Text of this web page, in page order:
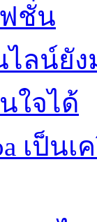
ชั่น
ไลน์ยั
ใจได้
เป็น